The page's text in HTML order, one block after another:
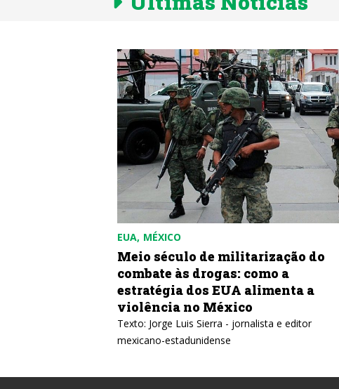
EUA MÉXICO
Meio século de militarização do
combate às drogas: como a
estratégia dos EUA alimenta a
violência no México
Texto: Jorge Luis Sierra - jornalista e editor
mexicano-estadunidense